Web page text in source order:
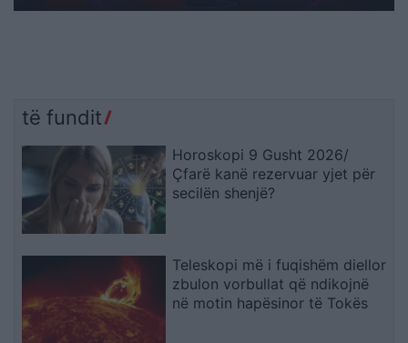
të fundit
Horoskopi 9 Gusht 2026/
Çfarë kanë rezervuar yjet për
secilën shenjë?
Teleskopi më i fuqishëm diellor
zbulon vorbullat që ndikojnë
në motin hapësinor të Tokës